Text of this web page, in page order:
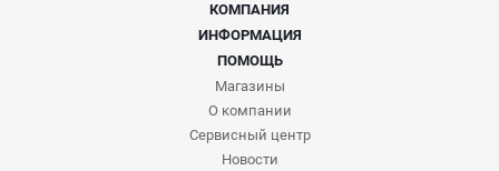
КОМПАНИЯ
ИНФОРМАЦИЯ
ПОМОЩЬ
Магазины
О компании
Сервисный центр
Новости